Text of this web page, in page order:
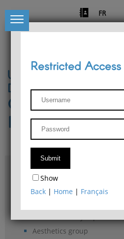
FR
University of Liège
Départment of
Center for
Research
Access & maps
Philosophy Department
Aesthetics group
Restricted Access
Show
Back | Home | Français